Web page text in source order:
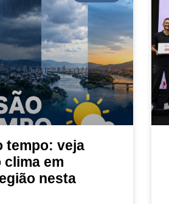
tempo: veja
clima em
nesta